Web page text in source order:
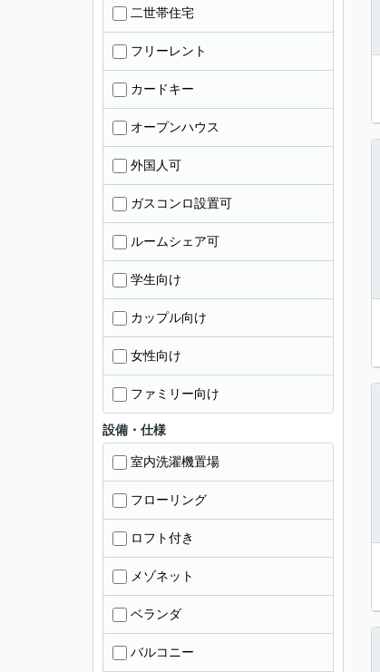
二世帯住宅
フリーレント
カードキー
オープンハウス
外国人可
ガスコンロ設置可
ルームシェア可
学生向け
カップル向け
女性向け
ファミリー向け
設備・仕様
室内洗濯機置場
フローリング
ロフト付き
メゾネット
ベランダ
バルコニー